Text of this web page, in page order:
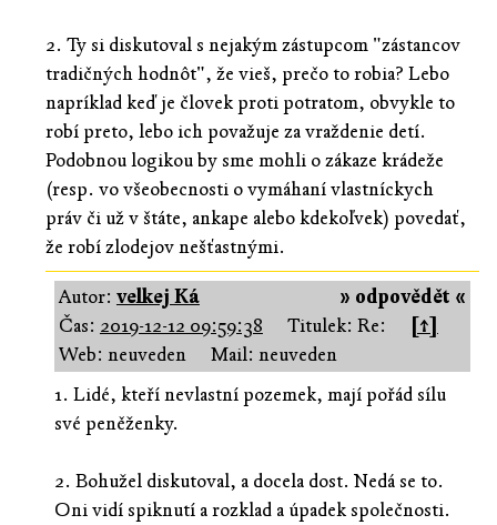
2. Ty si diskutoval s nejakým zástupcom "zástancov
tradičných hodnôt", že vieš, prečo to robia? Lebo
napríklad keď je človek proti potratom, obvykle to
robí preto, lebo ich považuje za vraždenie detí.
Podobnou logikou by sme mohli o zákaze krádeže
(resp. vo všeobecnosti o vymáhaní vlastníckych
práv či už v štáte, ankape alebo kdekoľvek) povedať,
že robí zlodejov nešťastnými.
» odpovědět «
Autor: velkej Ká
Čas: 2019-12-12 09:59:38 Titulek: Re:
[↑]
Web: neuveden
Mail: neuveden
1. Lidé, kteří nevlastní pozemek, mají pořád sílu
své peněženky.
2. Bohužel diskutoval, a docela dost. Nedá se to.
Oni vidí spiknutí a rozklad a úpadek společnosti.